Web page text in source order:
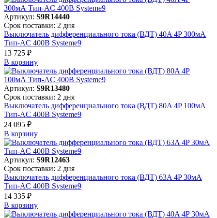
Артикул: S9R14440
Срок поставки: 2 дня
Выключатель дифференциального тока (ВДТ) 40A 4P 300мА
Тип-AC 400В Systeme9
13 725 ₽
В корзинy
Артикул: S9R13480
Срок поставки: 2 дня
Выключатель дифференциального тока (ВДТ) 80A 4P 100мА
Тип-AC 400В Systeme9
24 095 ₽
В корзинy
Артикул: S9R12463
Срок поставки: 2 дня
Выключатель дифференциального тока (ВДТ) 63A 4P 30мА
Тип-AC 400В Systeme9
14 335 ₽
В корзинy